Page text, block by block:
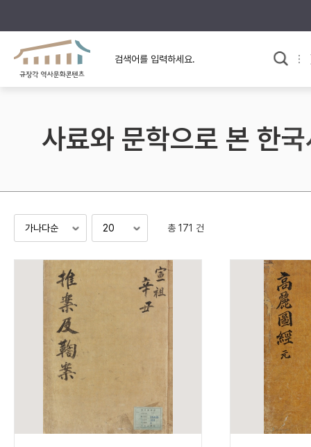
규장각의 어제와 오늘
규장각 소개영상
사료와 문학으로 본
고대
고려
조선 후기
검색 연산자 사용안내
정조 AND 정약용
“정조”와 “정약
“정조” 또는 “
NOT 정조 NOT 정약용
“정조”가 나온
료를 검색
사료와 문학으로 본 한
총 171 건